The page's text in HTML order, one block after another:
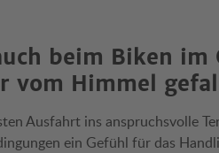
beim Biken im
vom Himmel
Ausfahrt ins anspruchsvolle
ein Gefühl für das